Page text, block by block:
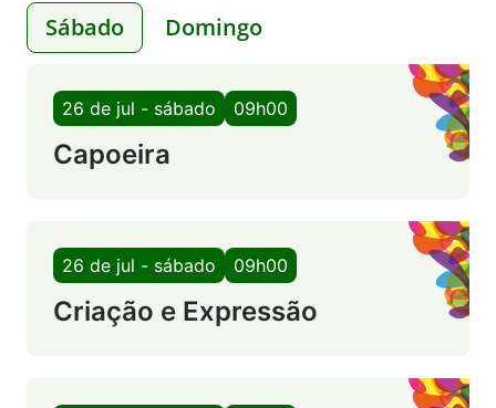
Sábado Domingo
26 de jul - sábado 09h00
Capoeira
26 de jul - sábado 09h00
Criação e Expressão